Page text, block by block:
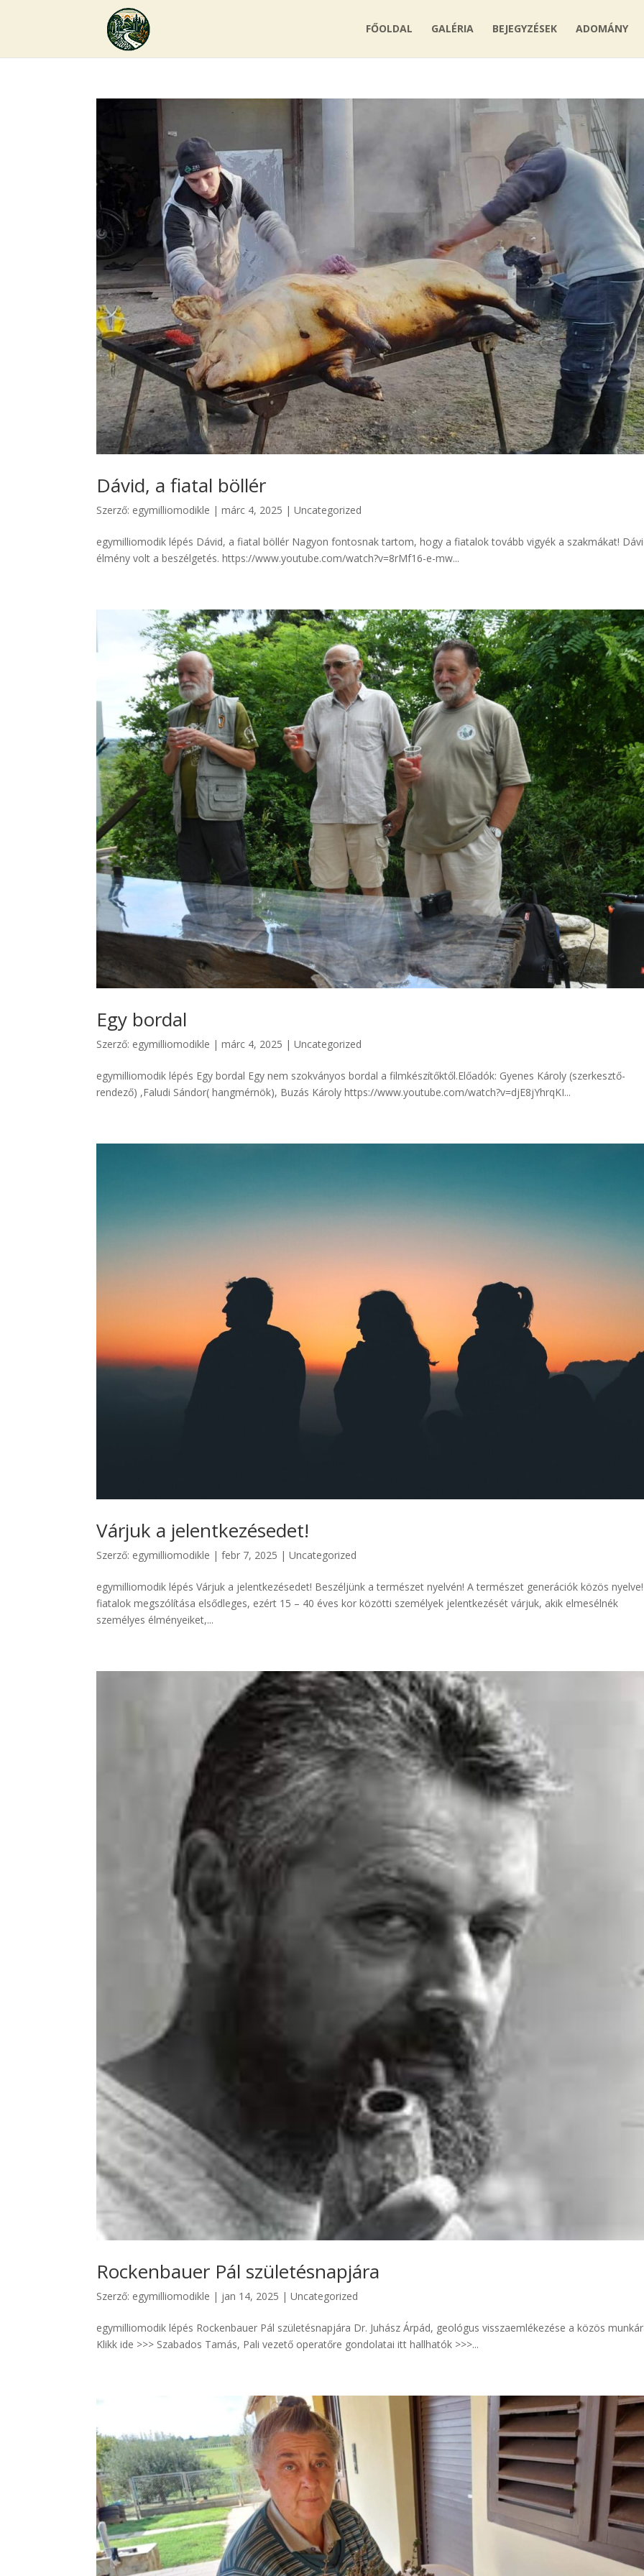
FŐOLDAL GALÉRIA BEJEGYZÉSEK ADOMÁNY
Dávid, a fiatal böllér
Szerző: egymilliomodikle |márc 4, 2025 |Uncategorized
egymilliomodik lépés Dávid, a fiatal böllér Nagyon fontosnak tartom, hogy a fiatalok tovább vigyék a szakmákat!
élmény volt a beszélgetés. https://www.youtube.com/watch?v=8rMf16-e-mw...
Egy bordal
Szerző: egymilliomodikle |márc 4, 2025 |Uncategorized
egymilliomodik lépés Egy bordal Egy nem szokványos bordal a filmkészítőktől.Előadók: Gyenes Károly (szerkesztő-
rendező) ,Faludi Sándor( hangmérnök), Buzás Károly https://www.youtube.com/watch?v=djE8jYhrqKI...
Várjuk a jelentkezésedet!
Szerző: egymilliomodikle |febr 7, 2025 |Uncategorized
egymilliomodik lépés Várjuk a jelentkezésedet! Beszéljünk a természet nyelvén! A természet generációk közös
fiatalok megszólítása elsődleges, ezért 15 – 40 éves kor közötti személyek jelentkezését várjuk, akik elmesélnék
személyes élményeiket,...
Rockenbauer Pál születésnapjára
Szerző: egymilliomodikle | jan 14, 2025 |Uncategorized
egymilliomodik lépés Rockenbauer Pál születésnapjára Dr. Juhász Árpád, geológus visszaemlékezése a közös
Klikk ide >>> Szabados Tamás, Pali vezető operatőre gondolatai itt hallhatók >>>...